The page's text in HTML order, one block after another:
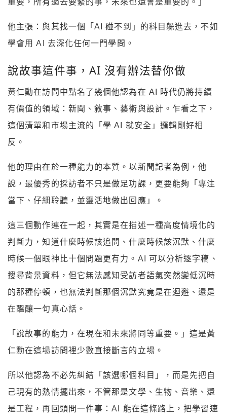
重要，所有過去要緊的事，未來也還會是重要的。」
他主張：與其找一個「AI 碰不到」的科目躲進去，不如
學會用 AI 去深化任何一門學問。
說故事這件事，AI 沒有辦法替你做
黃仁勳在訪問中點名了幾個他認為在 AI 時代仍將持續
有價值的領域：新聞、敘事、藝術與設計。乍看之下，
這個清單和市場主流的「學 AI 就安全」邏輯剛好相
反。
他的理由在於一種能力的本質。以新聞記者為例，他
說，最優秀的採訪者不只是做足功課，更要能夠「專注
當下、仔細聆聽，並靈活地做出回應」。
這三個動作連在一起，其實是在描述一種高度情境化的
判斷力，知道什麼時候該追問、什麼時候該沉默、什麼
時候一個眼神比十個問題更有力。AI 可以分析逐字稿、
搜尋背景資料，但它無法感知受訪者語氣突然變低沉時
的那種停頓，也無法判斷那個沉默究竟是在迴避、還是
在醞釀一句真心話。
「說故事的能力，在現在和未來將同等重要。」這是黃
仁勳在這場訪問裡少數直接斷言的立場。
所以他認為不必先糾結「該選哪個科目」，而是先把自
己現有的熱情擺出來，不管那是文學、生物、音樂、還
是工程，再回頭問一件事：AI 能在這條路上，把學習速